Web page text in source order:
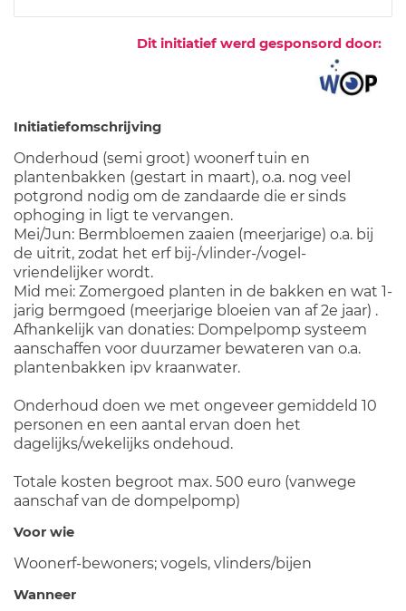
Dit initiatief werd gesponsord door:
Initiatiefomschrijving
Onderhoud (semi groot) woonerf tuin en
plantenbakken (gestart in maart), o.a. nog veel
potgrond nodig om de zandaarde die er sinds
ophoging in ligt te vervangen.
Mei/Jun: Bermbloemen zaaien (meerjarige) o.a. bij
de uitrit, zodat het erf bij-/vlinder-/vogel-
vriendelijker wordt.
Mid mei: Zomergoed planten in de bakken en wat 1-
jarig bermgoed (meerjarige bloeien van af 2e jaar) .
Afhankelijk van donaties: Dompelpomp systeem
aanschaffen voor duurzamer bewateren van o.a.
plantenbakken ipv kraanwater.
Onderhoud doen we met ongeveer gemiddeld 10
personen en een aantal ervan doen het
dagelijks/wekelijks ondehoud.
Totale kosten begroot max. 500 euro (vanwege
aanschaf van de dompelpomp)
Voor wie
Woonerf-bewoners; vogels, vlinders/bijen
Wanneer